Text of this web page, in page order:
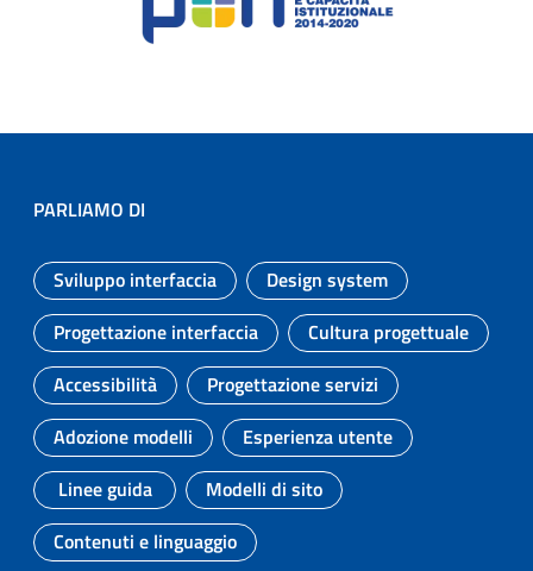
PARLIAMO DI
Argomento:
Sviluppo interfaccia
Argomento:
Design system
Argomento:
Progettazione interfaccia
Argomento:
Cultura progettuale
Argomento:
Accessibilità
Argomento:
Progettazione servizi
Argomento:
Adozione modelli
Argomento:
Esperienza utente
Argomento:
Linee guida
Argomento:
Modelli di sito
Argomento:
Contenuti e linguaggio